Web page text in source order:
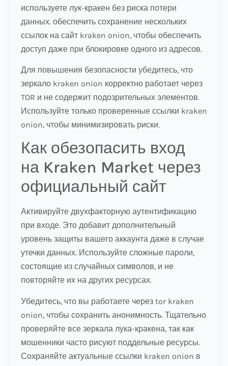
используете лук-кракен без риска потери
данных. обеспечить сохранение нескольких
ссылок на сайт kraken onion, чтобы обеспечить
доступ даже при блокировке одного из адресов.
Для повышения безопасности убедитесь, что
зеркало kraken onion корректно работает через
TOR и не содержит подозрительных элементов.
Используйте только проверенные ссылки kraken
onion, чтобы минимизировать риски.
Как обезопасить вход
на Kraken Market через
официальный сайт
Активируйте двухфакторную аутентификацию
при входе. Это добавит дополнительный
уровень защиты вашего аккаунта даже в случае
утечки данных. Используйте сложные пароли,
состоящие из случайных символов, и не
повторяйте их на других ресурсах.
Убедитесь, что вы работаете через tor kraken
onion, чтобы сохранить анонимность. Тщательно
проверяйте все зеркала лука-кракена, так как
мошенники часто рисуют поддельные ресурсы.
Сохраняйте актуальные ссылки kraken onion в